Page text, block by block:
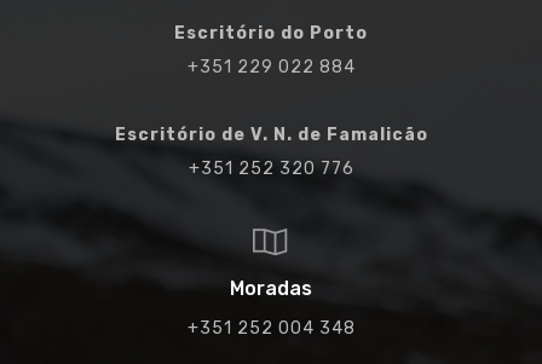
Escritório do Porto
+351 229 022 884
Escritório de V. N. de Famalicão
+351 252 320 776
Moradas
+351 252 004 348